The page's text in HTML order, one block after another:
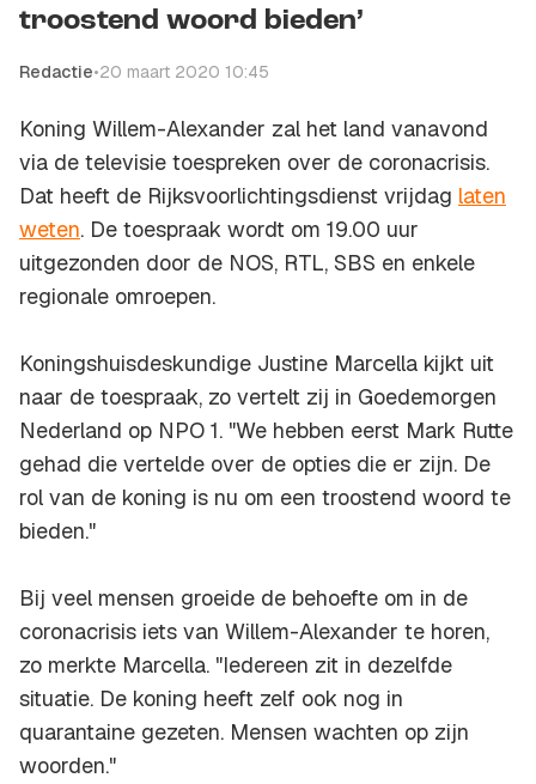
troostend woord bieden’
Redactie•20 maart 2020 10:45
Koning Willem-Alexander zal het land vanavond
via de televisie toespreken over de coronacrisis.
Dat heeft de Rijksvoorlichtingsdienst vrijdag laten
weten. De toespraak wordt om 19.00 uur
uitgezonden door de NOS, RTL, SBS en enkele
regionale omroepen.
Koningshuisdeskundige Justine Marcella kijkt uit
naar de toespraak, zo vertelt zij in Goedemorgen
Nederland op NPO 1. "We hebben eerst Mark Rutte
gehad die vertelde over de opties die er zijn. De
rol van de koning is nu om een troostend woord te
bieden."
Bij veel mensen groeide de behoefte om in de
coronacrisis iets van Willem-Alexander te horen,
zo merkte Marcella. "Iedereen zit in dezelfde
situatie. De koning heeft zelf ook nog in
quarantaine gezeten. Mensen wachten op zijn
woorden."